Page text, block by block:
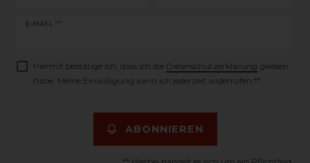
E-MAIL **
Newsletter
Hiermit bestätige ich, dass ich die Daten­schutz­erklärung gelesen
habe. Meine Einwilligung kann ich jederzeit widerrufen.**
ABONNIEREN